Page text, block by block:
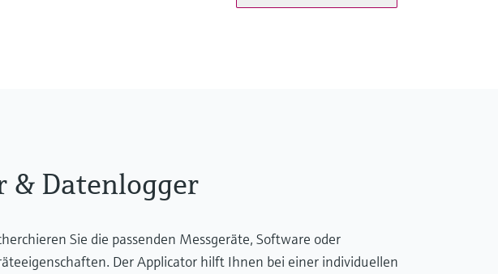
& Datenlogger
Sie die passenden Messgeräte, Software oder
Der Applicator hilft Ihnen bei einer individuellen